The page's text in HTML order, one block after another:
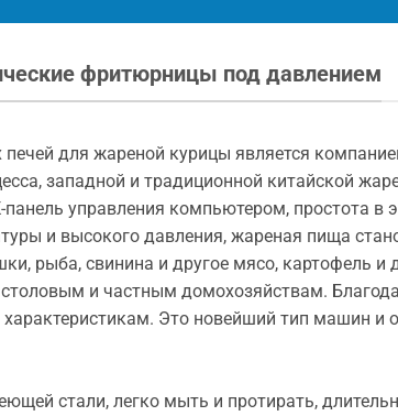
фритюрницы под давлением
для жареной курицы является
западной и традиционной китайской
управления компьютером, простота в
и высокого давления, жареная пища
рыба, свинина и другое мясо, картофель
и частным домохозяйствам.
характеристикам. Это новейший тип машин
стали, легко мыть и протирать,